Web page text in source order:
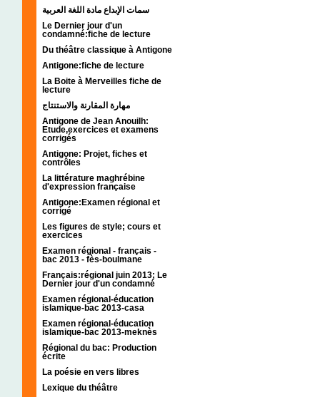
سمات الإبداع مادة اللغة العربية
Le Dernier jour d'un
condamné:fiche de lecture
Du théâtre classique à Antigone
Antigone:fiche de lecture
La Boite à Merveilles fiche de
lecture
مهارة المقارنة والاستنتاج
Antigone de Jean Anouilh:
Etude,exercices et examens
corrigés
Antigone: Projet, fiches et
contrôles
La littérature maghrébine
d'expression française
Antigone:Examen régional et
corrigé
Les figures de style; cours et
exercices
Examen régional - français -
bac 2013 - fès-boulmane
Français:régional juin 2013; Le
Dernier jour d'un condamné
Examen régional-éducation
islamique-bac 2013-casa
Examen régional-éducation
islamique-bac 2013-meknès
Régional du bac: Production
écrite
La poésie en vers libres
Lexique du théâtre